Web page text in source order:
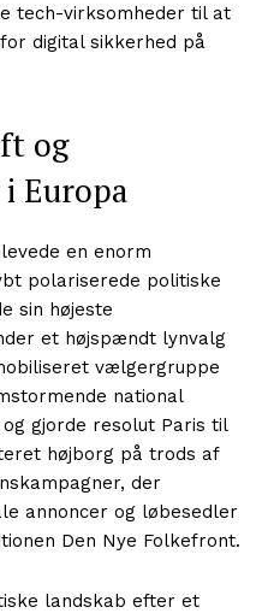
tech-virksomheder til at
digital sikkerhed på
og
Europa
en enorm
polariserede politiske
sin højeste
et højspændt lynvalg
vælgergruppe
national
gjorde resolut Paris til
højborg på trods af
der
annoncer og løbesedler
Den Nye Folkefront.
landskab efter et